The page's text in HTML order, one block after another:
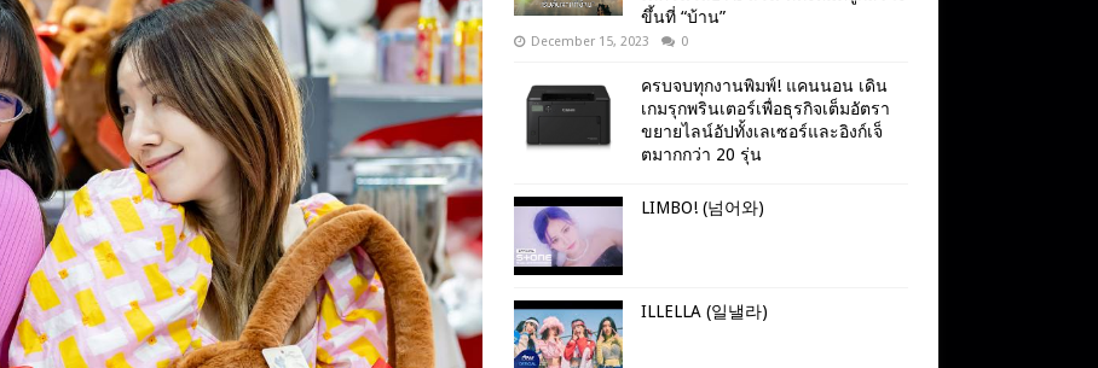
ขึ้นที่ “บ้าน”
December 15, 2023 0
ครบจบทุกงานพิมพ์! แคนนอน เดิน
เกมรุกพรินเตอร์เพื่อธุรกิจเต็มอัตรา
ขยายไลน์อัปทั้งเลเซอร์และอิงก์เจ็
ตมากกว่า 20 รุ่น
LIMBO! (넘어와)
ILLELLA (일낼라)